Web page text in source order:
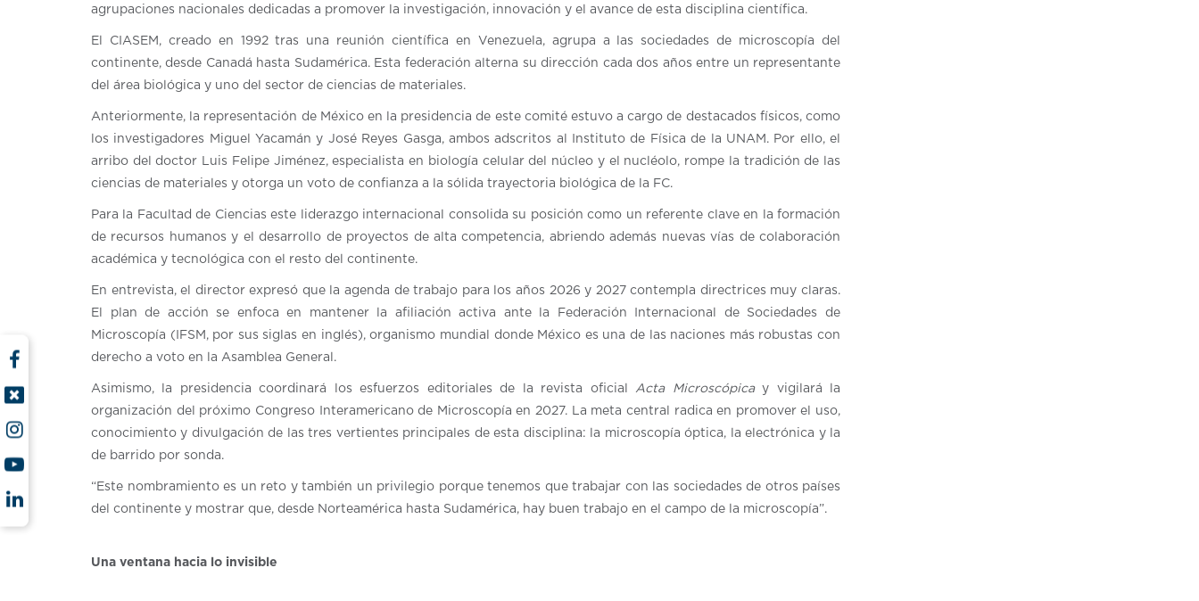
agrupaciones nacionales dedicadas a promover la investigación, innovación y el avance de esta disciplina científica.
El CIASEM, creado en 1992 tras una reunión científica en Venezuela, agrupa a las sociedades de microscopía del
continente, desde Canadá hasta Sudamérica. Esta federación alterna su dirección cada dos años entre un representante
del área biológica y uno del sector de ciencias de materiales.
Anteriormente, la representación de México en la presidencia de este comité estuvo a cargo de destacados físicos, como
los investigadores Miguel Yacamán y José Reyes Gasga, ambos adscritos al Instituto de Física de la UNAM. Por ello, el
arribo del doctor Luis Felipe Jiménez, especialista en biología celular del núcleo y el nucléolo, rompe la tradición de las
ciencias de materiales y otorga un voto de confianza a la sólida trayectoria biológica de la FC.
Para la Facultad de Ciencias este liderazgo internacional consolida su posición como un referente clave en la formación
de recursos humanos y el desarrollo de proyectos de alta competencia, abriendo además nuevas vías de colaboración
académica y tecnológica con el resto del continente.
En entrevista, el director expresó que la agenda de trabajo para los años 2026 y 2027 contempla directrices muy claras.
El plan de acción se enfoca en mantener la afiliación activa ante la Federación Internacional de Sociedades de
Microscopía (IFSM, por sus siglas en inglés), organismo mundial donde México es una de las naciones más robustas con
derecho a voto en la Asamblea General.
Asimismo, la presidencia coordinará los esfuerzos editoriales de la revista oficialActa Microscópicay vigilará la
organización del próximo Congreso Interamericano de Microscopía en 2027. La meta central radica en promover el uso,
conocimiento y divulgación de las tres vertientes principales de esta disciplina: la microscopía óptica, la electrónica y la
de barrido por sonda.
“Este nombramiento es un reto y también un privilegio porque tenemos que trabajar con las sociedades de otros países
del continente y mostrar que, desde Norteamérica hasta Sudamérica, hay buen trabajo en el campo de la microscopía”.
Una ventana hacia lo invisible